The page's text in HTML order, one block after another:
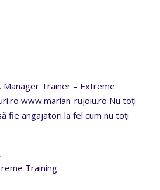
Manager Trainer – Extreme
www.marian-rujoiu.ro Nu toți
fie angajatori la fel cum nu toți
Training